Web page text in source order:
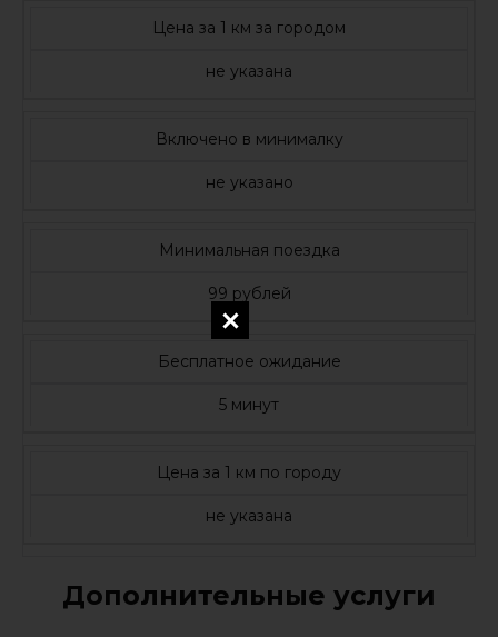
Цена за 1 км за городом
не указана
Включено в минималку
не указано
Минимальная поездка
99 рублей
Бесплатное ожидание
5 минут
Цена за 1 км по городу
не указана
Дополнительные услуги